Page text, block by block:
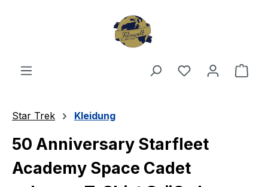
Du hast 0
Star Trek Kleidung
50 Anniversary Starfleet
Academy Space Cadet